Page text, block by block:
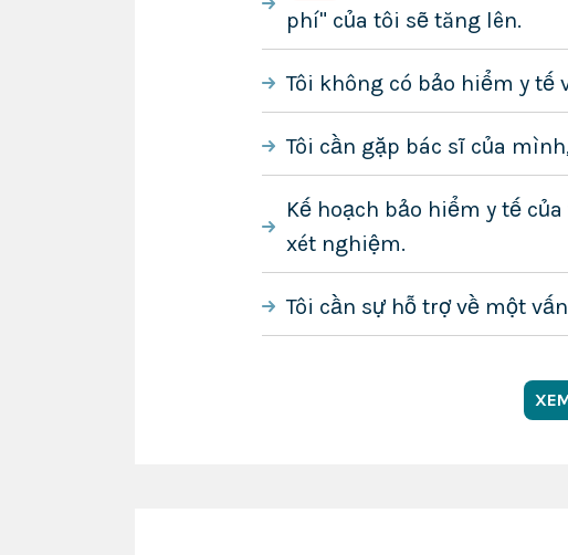
phí" của tôi sẽ tăng lên.
Tôi không có bảo hiểm y tế
Tôi cần gặp bác sĩ của
Kế hoạch bảo hiểm y tế
xét nghiệm.
Tôi cần sự hỗ trợ về một